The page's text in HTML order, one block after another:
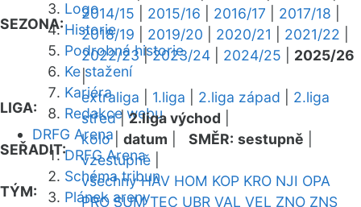
Logo
Historie
Podrobná historie
Ke stažení
Kariéra
Redakce webu
DRFG Arena
DRFG Arena
Schéma tribun
Plánek areny
SEZONA:
2014/15
2015/16 2016/17 2017/18
2018/19
2019/20 2020/21 2021/22
2022/23|2023/24 2024/25
2025/26
|
LIGA:
extraliga 1.liga 2.liga západ
2.liga
střed|2.liga východ
SEŘADIT:
kolo| datum SMĚR: sestupně
vzestupně
TÝM:
všechny HAV HOM KOP KRO NJI OPA
PRO SUM TEC UBR VAL VEL ZNO ZNS